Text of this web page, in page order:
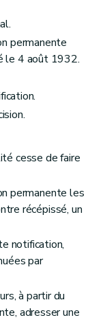
permanente
le 4 août 1932.
cesse de faire
permanente les
récépissé, un
notification,
par
à partir du
adresser une